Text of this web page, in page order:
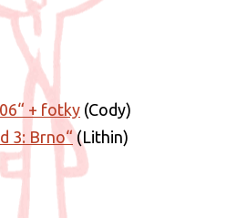
+ fotky (Cody)
3: Brno“(Lithin)